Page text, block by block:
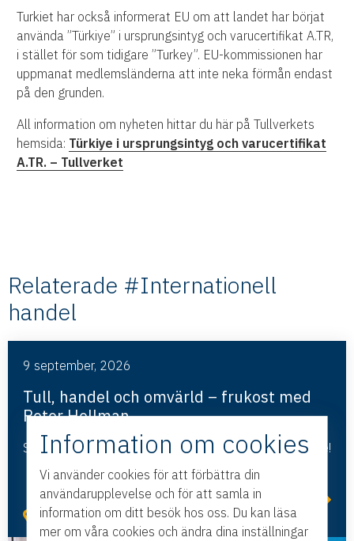
Turkiet har också informerat EU om att landet har börjat
använda ”Türkiye” i ursprungsintyg och varucertifikat A.TR,
i stället för som tidigare ”Turkey”. EU-kommissionen har
uppmanat medlemsländerna att inte neka förmån endast
på den grunden.
All information om nyheten hittar du här på Tullverkets
hemsida: Türkiye i ursprungsintyg och varucertifikat
A.TR. – Tullverket
Relaterade #Internationell
handel
9 september, 2026
Tull, handel och omvärld – frukost med
Peter Hellman
Starta dagen med frukost, nya insikter och nätverkande!
Nyköping
Information om cookies
Vi använder cookies för att förbättra din
användarupplevelse och för att samla in
information om ditt besök hos oss. Du kan läsa
mer om våra cookies och ändra dina inställningar